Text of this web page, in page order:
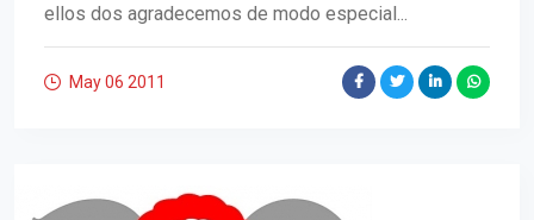
ellos dos agradecemos de modo especial...
May 06 2011